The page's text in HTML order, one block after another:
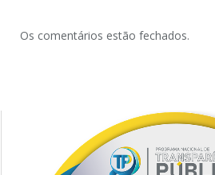
Os comentários estão fechados.